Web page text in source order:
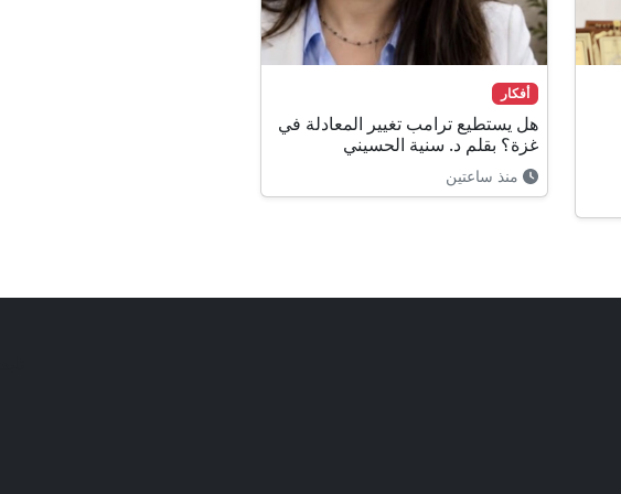
أفكار
هل يستطيع ترامب تغيير المعادلة في
غزة؟ بقلم د. سنية الحسيني
منذ ساعتين